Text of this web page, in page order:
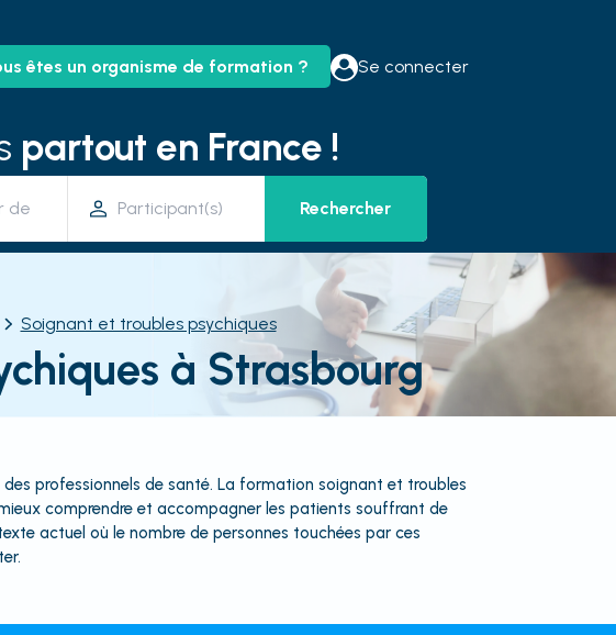
êtes un organisme de formation ? Se connecter
partout en France !
de Rechercher
Soignant et troubles psychiques
à Strasbourg
professionnels de santé. La formation soignant et troubles
comprendre et accompagner les patients souffrant de
actuel où le nombre de personnes touchées par ces